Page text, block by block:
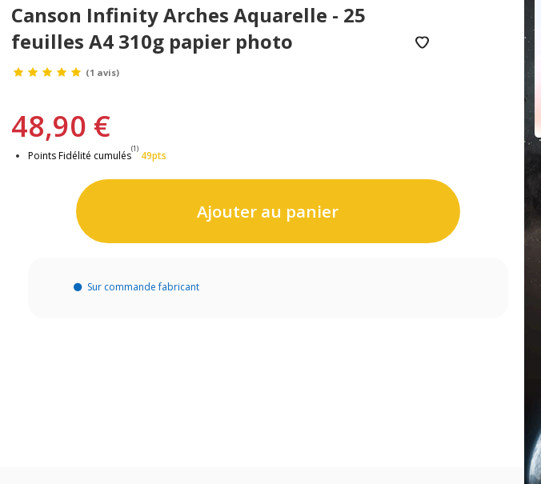
Canson Infinity Arches Aquarelle - 25
feuilles A4 310g papier photo
(1 avis)
48,90 €
Points Fidélité cumulés
(1)
49pts
Ajouter au panier
Sur commande fabricant